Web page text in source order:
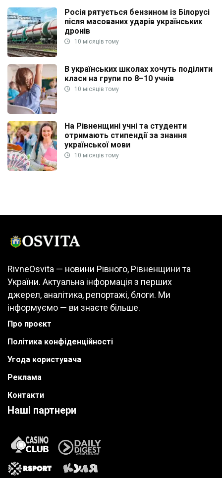
Росія рятується бензином із Білорусі
після масованих ударів українських
дронів
10 місяців тому
В українських школах хочуть поділити
класи на групи по 8–10 учнів
10 місяців тому
На Рівненщині учні та студенти
отримають стипендії за знання
української мови
10 місяців тому
RivneOsvita — новини Рівного, Рівненщини та
України. Актуальна інформація з перших
джерел, аналітика, репортажі, блоги. Ми
інформуємо — ви знаєте більше.
Про проєкт
Політика конфіденційності
Угода користувача
Реклама
Контакти
Наші партнери